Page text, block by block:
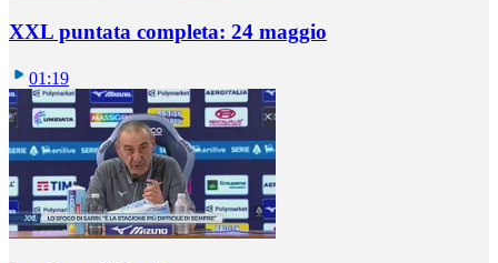
XXL puntata completa: 24 maggio
01:19